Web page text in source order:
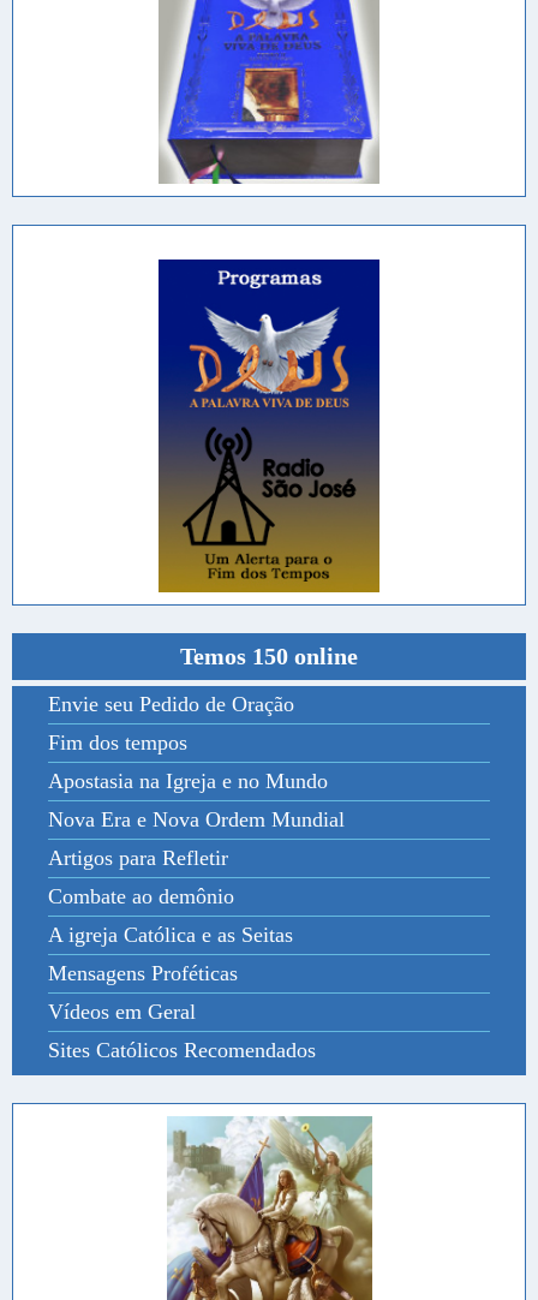
Temos 150 online
Envie seu Pedido de Oração
Fim dos tempos
Apostasia na Igreja e no Mundo
Nova Era e Nova Ordem Mundial
Artigos para Refletir
Combate ao demônio
A igreja Católica e as Seitas
Mensagens Proféticas
Vídeos em Geral
Sites Católicos Recomendados